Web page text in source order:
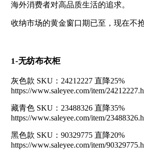
海外消费者对高品质生活的追求。
收纳市场的黄金窗口期已至，现在不
1-无纺布衣柜
灰色款 SKU：24212227 直降25%
https://www.saleyee.com/item/
藏青色 SKU：23488326 直降35%
https://www.saleyee.com/item/
黑色款 SKU：90329775 直降20%
https://www.saleyee.com/item/